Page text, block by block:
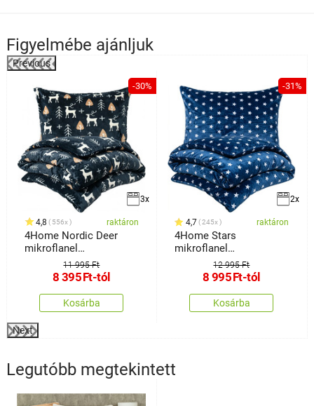
Figyelmébe ajánljuk
Previous
-30%
3x
4,8 556x raktáron
4Home Nordic Deer
mikroflanel
ágyneműhuzat
11 995 Ft
8 395Ft-tól
Kosárba
-31%
2x
4,7 245x raktáron
4Home Stars
mikroflanel
ágyneműhuzat kék
12 995 Ft
8 995Ft-tól
Kosárba
Next
Legutóbb megtekintett